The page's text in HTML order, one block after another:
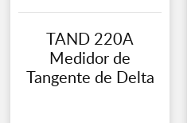
TAND 220A
Medidor de
Tangente de Delta